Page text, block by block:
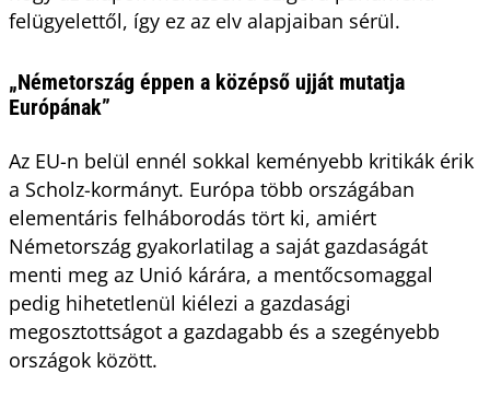
felügyelettől, így ez az elv alapjaiban sérül.
„Németország éppen a középső ujját mutatja
Európának”
Az EU-n belül ennél sokkal keményebb kritikák érik
a Scholz-kormányt. Európa több országában
elementáris felháborodás tört ki, amiért
Németország gyakorlatilag a saját gazdaságát
menti meg az Unió kárára, a mentőcsomaggal
pedig hihetetlenül kiélezi a gazdasági
megosztottságot a gazdagabb és a szegényebb
országok között.